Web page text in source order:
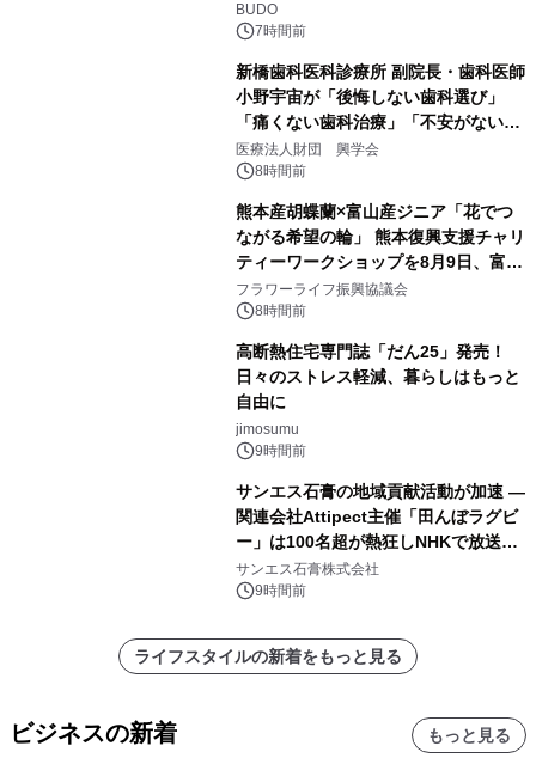
BUDO
7時間前
新橋歯科医科診療所 副院長・歯科医師
小野宇宙が「後悔しない歯科選び」
「痛くない歯科治療」「不安がない治
療計画」をテーマに専門監修
医療法人財団 興学会
8時間前
熊本産胡蝶蘭×富山産ジニア「花でつ
ながる希望の輪」 熊本復興支援チャリ
ティーワークショップを8月9日、富
山・射水で開催
フラワーライフ振興協議会
8時間前
高断熱住宅専門誌「だん25」発売！
日々のストレス軽減、暮らしはもっと
自由に
jimosumu
9時間前
サンエス石膏の地域貢献活動が加速 ―
関連会社Attipect主催「田んぼラグビ
ー」は100名超が熱狂しNHKで放送さ
れました。
サンエス石膏株式会社
9時間前
ライフスタイルの新着をもっと見る
ビジネスの新着 もっと見る